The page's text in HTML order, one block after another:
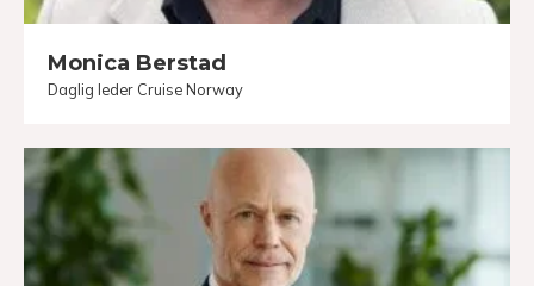
Monica Berstad
Daglig leder Cruise Norway